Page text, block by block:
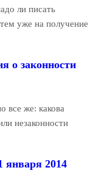
ли писать
уже на получение
о законности
все же: какова
незаконности
января 2014